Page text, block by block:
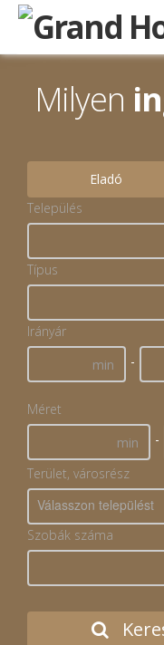
Milyen
Eladó
Település
Típus
Irányár
-
Méret
-
Terület, városrész
Válasszon települést
Szobák száma